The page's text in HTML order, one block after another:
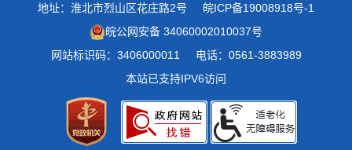
地址：淮北市烈山区花庄路2号
皖ICP备19008918号-1
皖公网安备 34060002010037号
网站标识码：3406000011
电话：0561-3883989
本站已支持IPV6访问